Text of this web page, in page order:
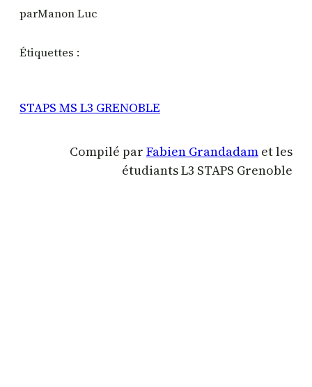
parManon Luc
Étiquettes :
STAPS MS L3 GRENOBLE
Compilé par Fabien Grandadam et les
étudiants L3 STAPS Grenoble